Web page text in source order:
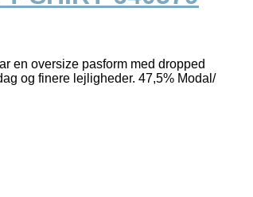
en oversize pasform med dropped
og finere lejligheder. 47,5% Modal/